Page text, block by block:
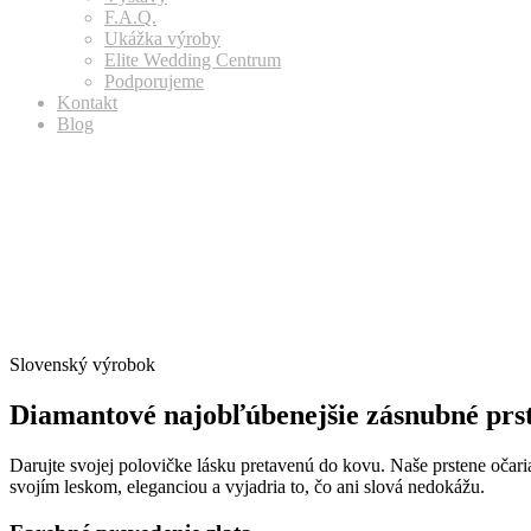
F.A.Q.
Ukážka výroby
Elite Wedding Centrum
Podporujeme
Kontakt
Blog
Slovenský výrobok
Diamantové najobľúbenejšie zásnubné
Darujte svojej polovičke lásku pretavenú do kovu. Naše prstene
svojím leskom, eleganciou a vyjadria to, čo ani slová nedokážu.